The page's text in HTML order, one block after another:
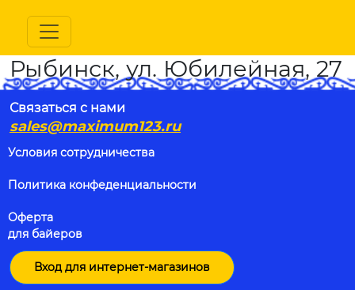
Рыбинск, ул. Юбилейная, 27
Связаться с нами
sales@maximum123.ru
Условия сотрудничества
Политика конфеденциальности
Оферта
для байеров
Вход для интернет-магазинов